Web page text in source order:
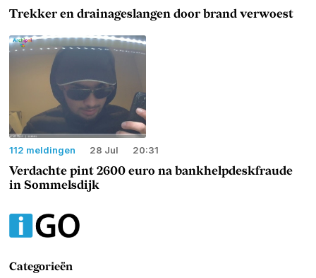
Trekker en drainageslangen door brand verwoest
112 meldingen 28 Jul 20:31
Verdachte pint 2600 euro na bankhelpdeskfraude
in Sommelsdijk
Categorieën